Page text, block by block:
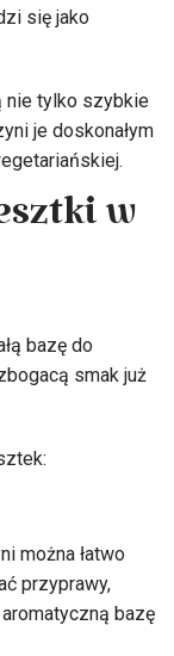
się jako
nie tylko szybkie
je doskonałym
w
bazę do
smak już
można łatwo
przyprawy,
bazę